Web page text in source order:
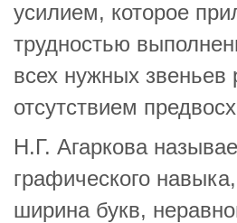
усилием, которое
трудностью
всех нужных звеньев
отсутствием
Н.Г. Агаркова
графического
ширина букв,